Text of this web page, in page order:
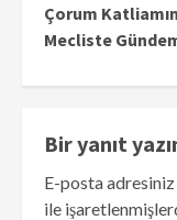
Çorum
Mecliste
Bir yanıt
E-posta
ile